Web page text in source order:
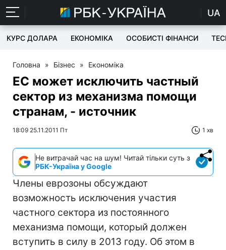
UA
КУРС ДОЛАРА ЕКОНОМІКА ОСОБИСТІ ФІНАНСИ
Головна » Бізнес » Економіка
ЕС может исключить частный
сектор из механизма помощи
странам, - источник
18:09 25.11.2011 Пт 1 хв
Не витрачай час на шум! Читай тільки суть з
РБК-Україна у Google
Члены еврозоны обсуждают
возможность исключения участия
частного сектора из постоянного
механизма помощи, который должен
вступить в силу в 2013 году. Об этом в